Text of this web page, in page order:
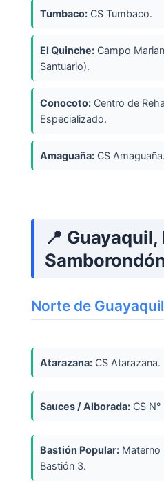
Tumbaco: CS Tumbaco.
El Quinche: Campo
Santuario).
Conocoto: Centro de
Especializado.
Amaguaña: CS Amaguaña.
📍
Norte de Guayaquil
Atarazana: CS Atarazana.
Sauces / Alborada: CS N°
Bastión Popular: Materno
Bastión 3.